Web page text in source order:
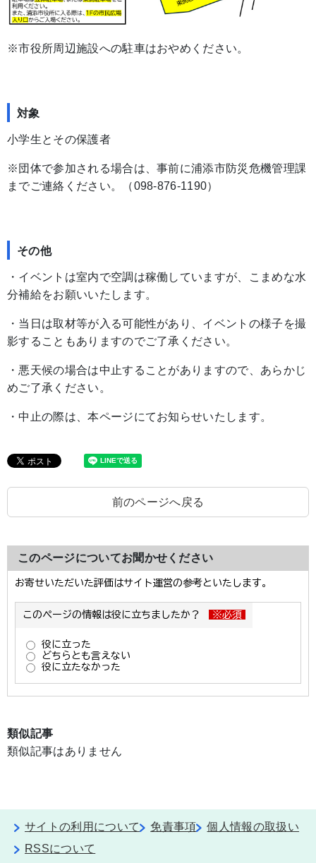
※市役所周辺施設への駐車はおやめください。
対象
小学生とその保護者
※団体で参加される場合は、事前に浦添市防災危機管理課
までご連絡ください。（098-876-1190）
その他
・イベントは室内で空調は稼働していますが、こまめな水
分補給をお願いいたします。
・当日は取材等が入る可能性があり、イベントの様子を撮
影することもありますのでご了承ください。
・悪天候の場合は中止することがありますので、あらかじ
めご了承ください。
・中止の際は、本ページにてお知らせいたします。
前のページへ戻る
このページについてお聞かせください
類似記事
類似記事はありません
サイトの利用について 免責事項
個人情報の取扱い
RSSについて